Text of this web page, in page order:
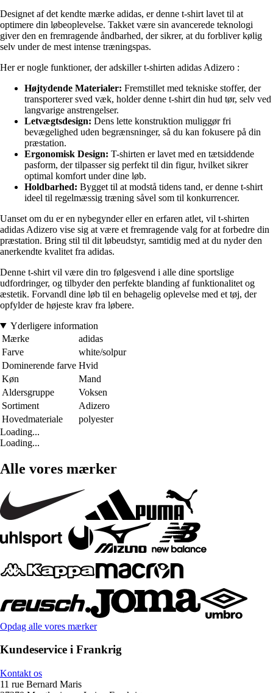
Designet af det kendte mærke adidas, er denne t-shirt lavet til at
optimere din løbeoplevelse. Takket være sin avancerede teknologi
giver den en fremragende åndbarhed, der sikrer, at du forbliver kølig
selv under de mest intense træningspas.
Her er nogle funktioner, der adskiller t-shirten adidas Adizero :
Højtydende Materialer: Fremstillet med tekniske stoffer, der
transporterer sved væk, holder denne t-shirt din hud tør, selv ved
langvarige anstrengelser.
Letvægtsdesign: Dens lette konstruktion muliggør fri
bevægelighed uden begrænsninger, så du kan fokusere på din
præstation.
Ergonomisk Design: T-shirten er lavet med en tætsiddende
pasform, der tilpasser sig perfekt til din figur, hvilket sikrer
optimal komfort under dine løb.
Holdbarhed: Bygget til at modstå tidens tand, er denne t-shirt
ideel til regelmæssig træning såvel som til konkurrencer.
Uanset om du er en nybegynder eller en erfaren atlet, vil t-shirten
adidas Adizero vise sig at være et fremragende valg for at forbedre din
præstation. Bring stil til dit løbeudstyr, samtidig med at du nyder den
anerkendte kvalitet fra adidas.
Denne t-shirt vil være din tro følgesvend i alle dine sportslige
udfordringer, og tilbyder den perfekte blanding af funktionalitet og
æstetik. Forvandl dine løb til en behagelig oplevelse med et tøj, der
opfylder de højeste krav fra løbere.
Yderligere information
Mærke
adidas
Farve
white/solpur
Dominerende farve Hvid
Køn
Mand
Aldersgruppe
Voksen
Sortiment
Adizero
Hovedmateriale
polyester
Loading...
Loading...
Alle vores mærker
Opdag alle vores mærker
Kundeservice i Frankrig
Kontakt os
11 rue Bernard Maris